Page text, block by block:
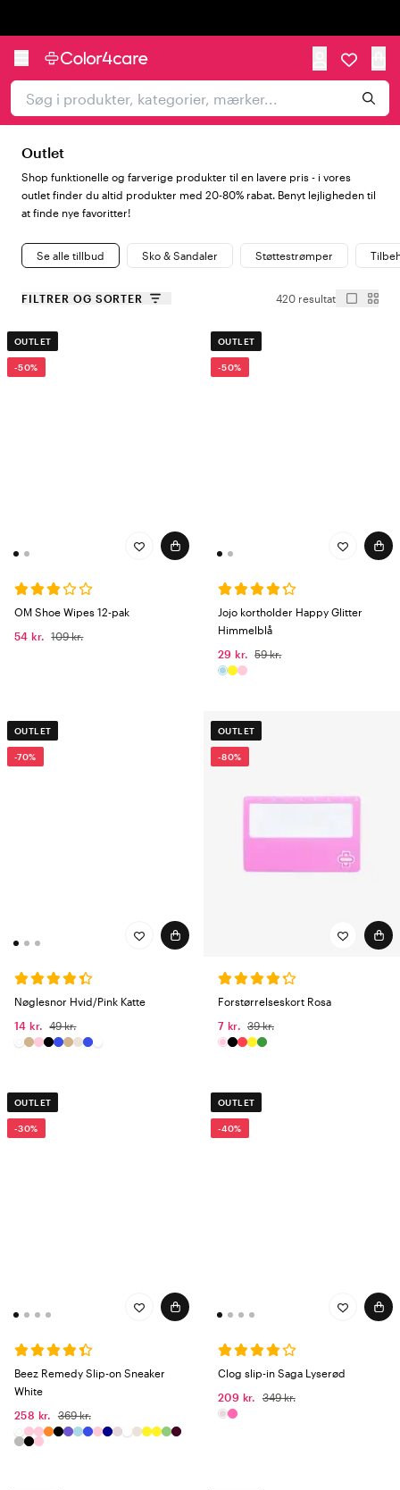
Outlet
Shop funktionelle og farverige produkter til en lavere pris - i vores
outlet finder du altid produkter med 20-80% rabat. Benyt lejligheden til
at finde nye favoritter!
Se alle tillbud Sko & Sandaler Støttestrømper
FILTRER OG SORTER 420 resultat
OUTLET
-50%
OM Shoe Wipes 12-pak
54 kr.
109 kr.
OUTLET
-50%
Jojo kortholder Happy Glitter
Himmelblå
29 kr.
59 kr.
OUTLET
-70%
Nøglesnor Hvid/Pink Katte
14 kr.
49 kr.
OUTLET
-80%
Forstørrelseskort Rosa
7 kr. 39 kr.
OUTLET
-30%
Beez Remedy Slip-on Sneaker
White
258 kr.
369 kr.
OUTLET
-40%
Clog slip-in Saga Lyserød
209 kr.
349 kr.